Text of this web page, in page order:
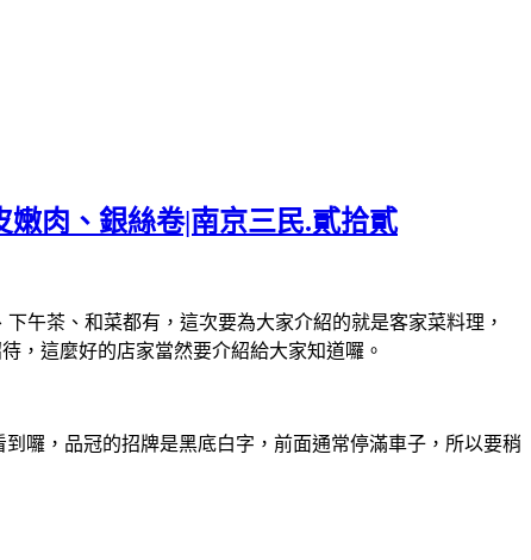
嫩肉、銀絲卷|南京三民.貳拾貳
午茶、和菜都有，這次要為大家介紹的就是客家菜料理，
，這麼好的店家當然要介紹給大家知道囉。
囉，品冠的招牌是黑底白字，前面通常停滿車子，所以要稍